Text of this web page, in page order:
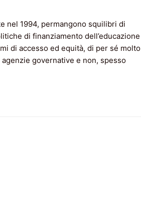
nel 1994, permangono squilibri di
di finanziamento dell’educazione
di accesso ed equità, di per sé molto
governative e non, spesso